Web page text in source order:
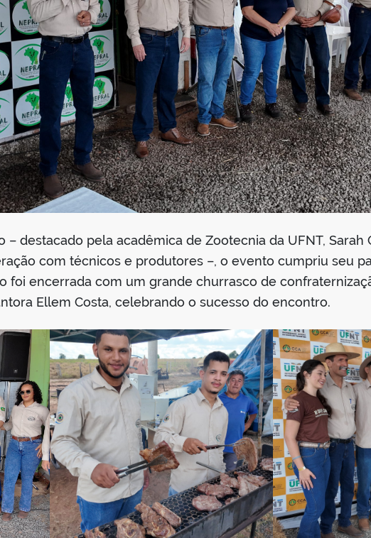
destacado pela acadêmica de Zootecnia da UFNT, Sarah
com técnicos e produtores –, o evento cumpriu seu
foi encerrada com um grande churrasco de
Ellem Costa, celebrando o sucesso do encontro.